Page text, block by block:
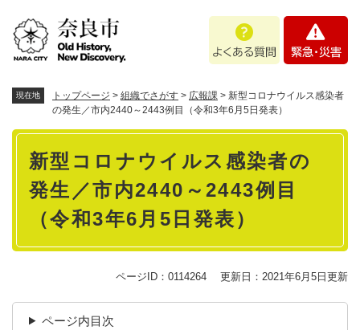
あ
問
・
現在地 トップページ > 組織でさがす > 広報課 > 新型コロナウイルス感染者
の発生／市内2440～2443例目（令和3年6月5日発表）
本
新型コロナウイルス感染者の
発生／市内2440～2443例目
（令和3年6月5日発表）
ページID：0114264 更新日：2021年6月5日更新
ページ内目次